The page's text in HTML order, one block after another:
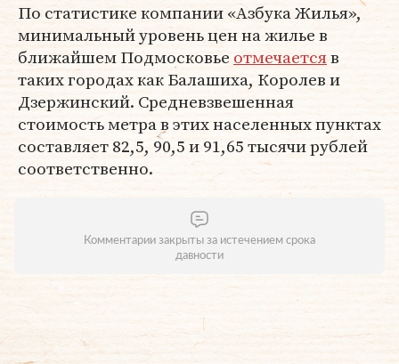
По статистике компании «Азбука Жилья»,
минимальный уровень цен на жилье в
ближайшем Подмосковье отмечаетсяв
таких городах как Балашиха, Королев и
Дзержинский. Средневзвешенная
стоимость метра в этих населенных пунктах
составляет 82,5, 90,5 и 91,65 тысячи рублей
соответственно.
Комментарии закрыты за истечением срока
давности